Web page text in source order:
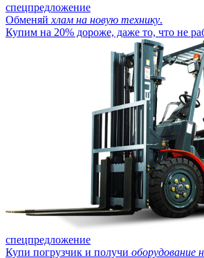
спецпредложение
Обменяй хлам на новую технику.
Купим на 20% дороже, даже то, что не
спецпредложение
Купи погрузчик и получи оборудование